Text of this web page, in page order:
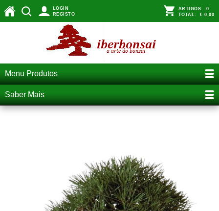
LOGIN
REGISTO
ARTIGOS: 0
TOTAL: € 0,00
Menu Produtos
Saber Mais